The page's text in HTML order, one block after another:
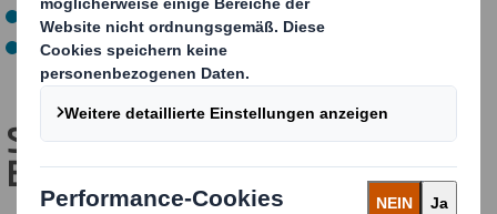
Dienstzeugnisse
Bestätigungen über Aus- und Weiterbildungen
Step 2 – Prüfung der
Bewerbungsunterlagen